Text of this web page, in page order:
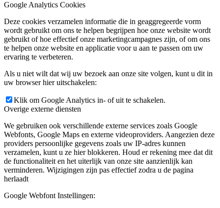
Google Analytics Cookies
Deze cookies verzamelen informatie die in geaggregeerde vorm
wordt gebruikt om ons te helpen begrijpen hoe onze website wordt
gebruikt of hoe effectief onze marketingcampagnes zijn, of om ons
te helpen onze website en applicatie voor u aan te passen om uw
ervaring te verbeteren.
Als u niet wilt dat wij uw bezoek aan onze site volgen, kunt u dit in
uw browser hier uitschakelen:
Klik om Google Analytics in- of uit te schakelen.
Overige externe diensten
We gebruiken ook verschillende externe services zoals Google
Webfonts, Google Maps en externe videoproviders. Aangezien deze
providers persoonlijke gegevens zoals uw IP-adres kunnen
verzamelen, kunt u ze hier blokkeren. Houd er rekening mee dat dit
de functionaliteit en het uiterlijk van onze site aanzienlijk kan
verminderen. Wijzigingen zijn pas effectief zodra u de pagina
herlaadt
Google Webfont Instellingen: